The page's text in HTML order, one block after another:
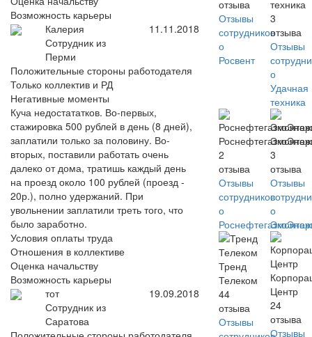
Возможность карьеры
Калерия
Сотрудник из
Перми
11.11.2018
Положительные стороны работодателя
Только коллектив и РД
Негативные моменты
Куча недостататков. Во-первых,
стажировка 500 рублей в день (8 дней),
заплатили только за половину. Во-
вторых, поставили работать очень
далеко от дома, тратишь каждый день
на проезд около 100 рублей (проезд -
20р.), полно удержаний. При
увольнении заплатили треть того, что
было заработно.
Условия оплаты труда
Отношения в коллективе
Оценка начальству
Возможность карьеры
тот
Сотрудник из
Саратова
19.09.2018
отзыва
Отзывы
сотрудников
о
Росвент
техника
3
отзыва
Отзывы
о
Удачная
техника
Роснефтегазмонтаж
2
отзыва
Отзывы
сотрудников
о
Роснефтегазмонтаж
3
отзыва
Отзывы
о
Тренд
Телеком
44
отзыва
Отзывы
Центр
24
отзыва
Отзывы